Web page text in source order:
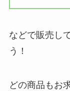
などで販売し
う！
どの商品もお